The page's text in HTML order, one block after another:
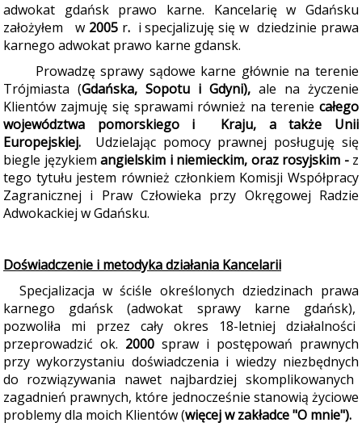
adwokat gdańsk prawo karne. Kancelarię w Gdańsku
założyłem w 2005r. i specjalizuję się w dziedzinie prawa
karnego adwokat prawo karne gdansk.
Prowadzę sprawy sądowe karne głównie na terenie
Trójmiasta (Gdańska, Sopotu i Gdyni), ale na życzenie
Klientów zajmuję się sprawami również na terenie całego
województwa pomorskiego i Kraju, a także
Unii
Europejskiej.
Udzielając pomocy prawnej posługuję się
biegle językiem angielskim i niemieckim, oraz rosyjskim - z
tego tytułu jestem również członkiem Komisji Współpracy
Zagranicznej i Praw Człowieka przy Okręgowej Radzie
Adwokackiej w Gdańsku.
Doświadczenie i metodyka działania Kancelarii
Specjalizacja w ściśle określonych dziedzinach prawa
karnego gdańsk (adwokat sprawy karne gdańsk),
pozwoliła mi przez cały okres 18-letniej działalności
przeprowadzić ok. 2000 spraw i postępowań prawnych
przy wykorzystaniu doświadczenia i wiedzy niezbędnych
do rozwiązywania nawet najbardziej skomplikowanych
zagadnień prawnych, które jednocześnie stanowią życiowe
problemy dla moich Klientów(więcej w zakładce "O mnie").